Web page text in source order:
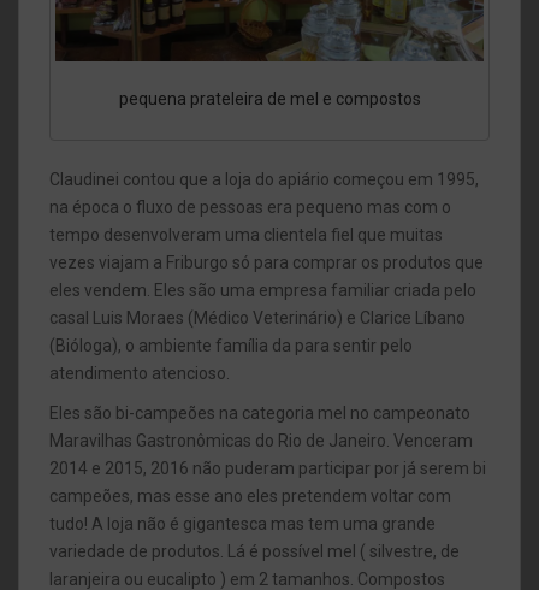
pequena prateleira de mel e compostos
Claudinei contou que a loja do apiário começou em 1995,
na época o fluxo de pessoas era pequeno mas com o
tempo desenvolveram uma clientela fiel que muitas
vezes viajam a Friburgo só para comprar os produtos que
eles vendem. Eles são uma empresa familiar criada pelo
casal Luis Moraes (Médico Veterinário) e Clarice Líbano
(Bióloga), o ambiente família da para sentir pelo
atendimento atencioso.
Eles são bi-campeões na categoria mel no campeonato
Maravilhas Gastronômicas do Rio de Janeiro. Venceram
2014 e 2015, 2016 não puderam participar por já serem bi
campeões, mas esse ano eles pretendem voltar com
tudo! A loja não é gigantesca mas tem uma grande
variedade de produtos. Lá é possível mel ( silvestre, de
laranjeira ou eucalipto ) em 2 tamanhos. Compostos